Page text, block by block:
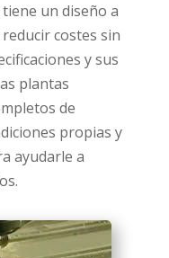
un diseño a
costes sin
y sus
plantas
de
propias y
ayudarle a